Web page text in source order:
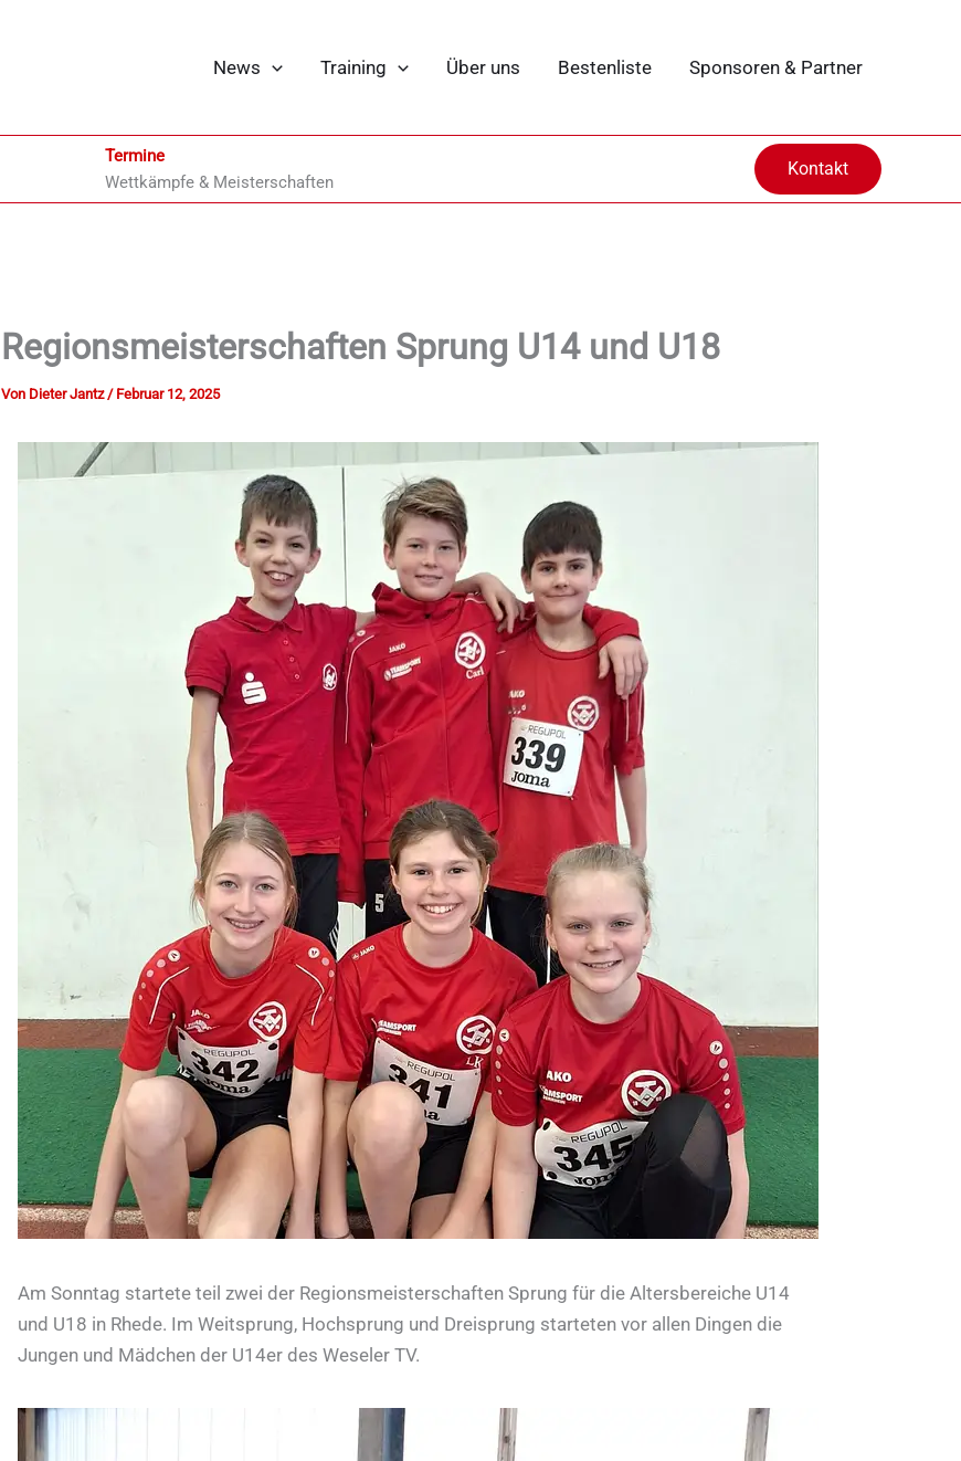
News Training Über uns Bestenliste Sponsoren & Partner
Termine
Wettkämpfe & Meisterschaften
Kontakt
Regionsmeisterschaften Sprung U14 und U18
Von Dieter Jantz / Februar 12, 2025
Am Sonntag startete teil zwei der Regionsmeisterschaften Sprung für die Altersbereiche U14
und U18 in Rhede. Im Weitsprung, Hochsprung und Dreisprung starteten vor allen Dingen die
Jungen und Mädchen der U14er des Weseler TV.